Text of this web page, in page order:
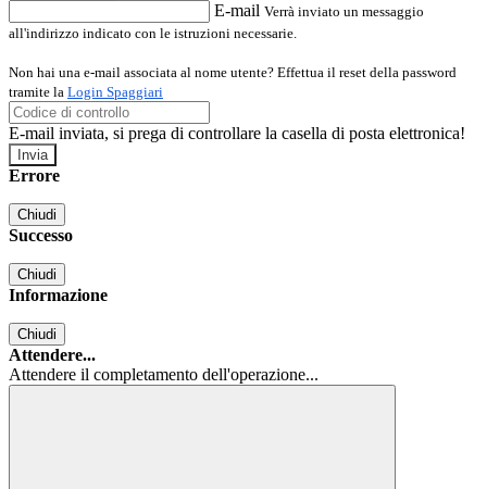
E-mail Verrà inviato un messaggio
all'indirizzo indicato con le istruzioni necessarie.
Non hai una e-mail associata al nome utente? Effettua il reset della password
tramite la Login Spaggiari
E-mail inviata, si prega di controllare la casella di posta elettronica!
Errore
Chiudi
Successo
Chiudi
Informazione
Chiudi
Attendere...
Attendere il completamento dell'operazione...